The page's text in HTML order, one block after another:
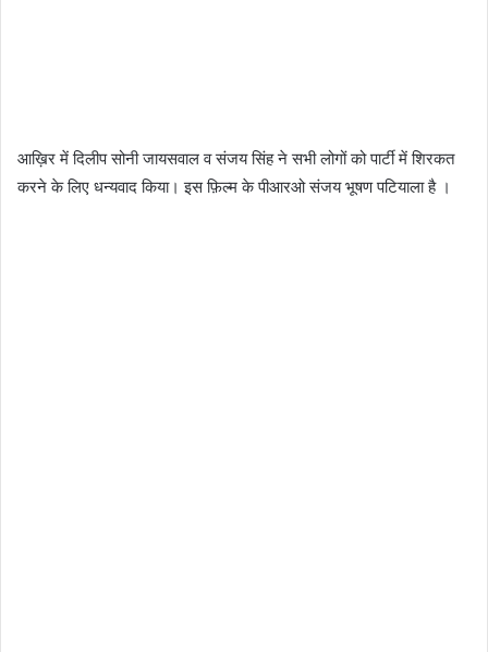
आख़िर में दिलीप सोनी जायसवाल व संजय सिंह ने सभी लोगों को पार्टी में शिरकत
करने के लिए धन्यवाद किया। इस फ़िल्म के पीआरओ संजय भूषण पटियाला है ।